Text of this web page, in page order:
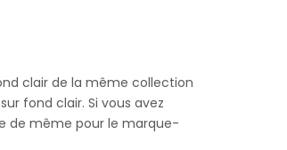
clair de la même collection
fond clair. Si vous avez
de même pour le marque-